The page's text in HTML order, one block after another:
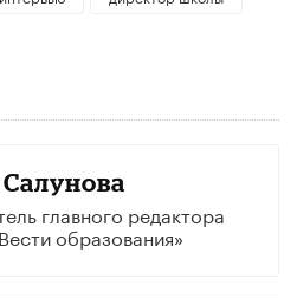
главного редактора
образования»